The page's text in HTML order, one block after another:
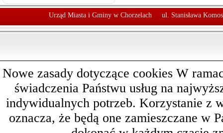
Urząd Miasta i Gminy w Chorzelach ul. Stanisława
Nowe zasady dotyczące cookies W
świadczenia Państwu usług na
indywidualnych potrzeb. Korzystanie z
oznacza, że będą one zamieszczane w